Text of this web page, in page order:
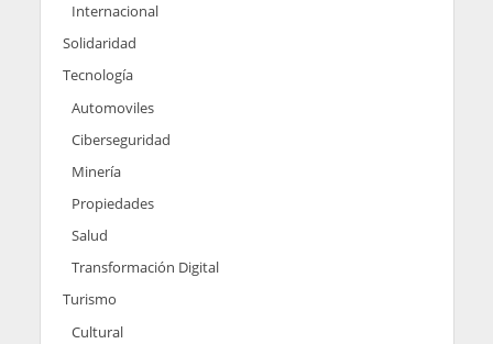
Internacional
Solidaridad
Tecnología
Automoviles
Ciberseguridad
Minería
Propiedades
Salud
Transformación Digital
Turismo
Cultural